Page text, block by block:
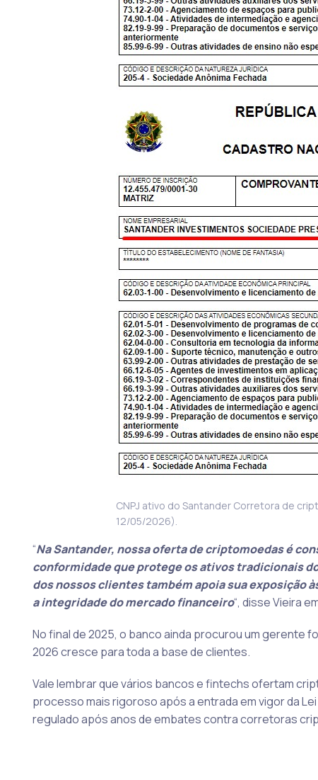
CNPJ ativo do Santander Corretora de
12/05/2026).
“Na Santander, nossa oferta de criptomoedas é
conformidade que protege os ativos tradicionais
dos nossos clientes também apoia sua exposição
a integridade do mercado financeiro“, disse Vieira
No final de 2025, o banco ainda procurou um gerente
2026 cresce para toda a base de clientes.
Vale lembrar que vários bancos e fintechs ofertam
processo mais rigoroso após a entrada em vigor da
regulado após anos de embates contra corretoras